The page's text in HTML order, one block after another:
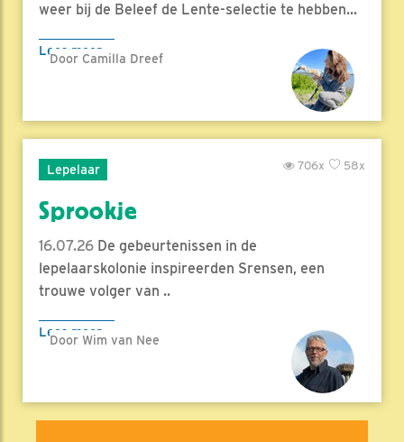
weer bij de Beleef de Lente-selectie te hebben...
Lees meer
Door Camilla Dreef
Lepelaar 58x
706x
Sprookje
16.07.26 De gebeurtenissen in de
lepelaarskolonie inspireerden Srensen, een
trouwe volger van ..
Lees meer
Door Wim van Nee